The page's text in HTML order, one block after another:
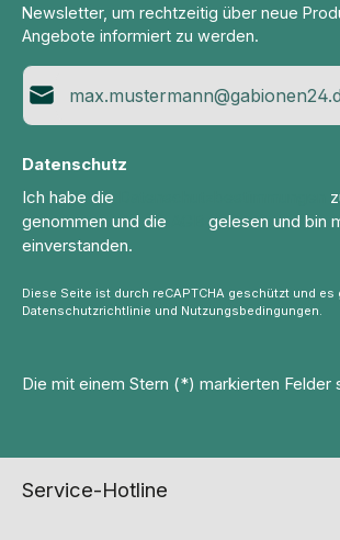
Newsletter, um rechtzeitig über neue
Angebote informiert zu werden.
E-Mail-Adresse*
Datenschutz
Ich habe die
genommen und die
gelesen und bin
einverstanden.
Diese Seite ist durch reCAPTCHA geschützt und es
Datenschutzrichtlinie und Nutzungsbedingungen
Die mit einem Stern (*) markierten Felder
Service-Hotline